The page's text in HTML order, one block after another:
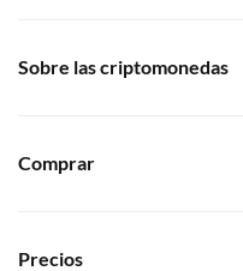
Sobre las criptomonedas
Comprar
Precios